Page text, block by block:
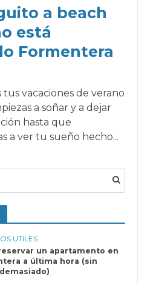
a beach
está
Formentera
vacaciones de verano
a soñar y a dejar
hasta que
a ver tu sueño hecho...
UTILES
un apartamento en
a última hora (sin